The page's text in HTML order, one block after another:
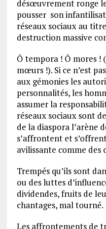
désœuvrement ronge
pousser son
réseaux sociaux au
destruction massive
Ô tempora ! Ô mores !
mœurs !). Si ce n’est
aux gémonies les
personnalités, les
assumer la
réseaux sociaux sont
de la diaspora l’arène
s’affrontent et
avilissante comme des
Trempés qu’ils sont
ou des luttes
dividendes, fruits de
chantages, mal tourné.
Les affrontements de